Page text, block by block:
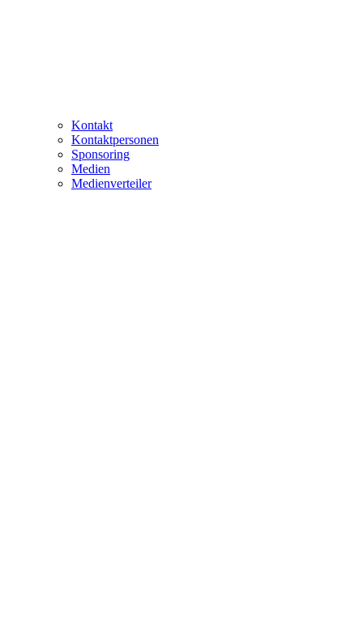
Kontakt
Kontaktpersonen
Sponsoring
Medien
Medienverteiler